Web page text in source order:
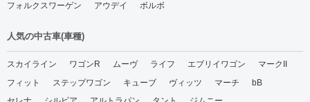
フォルクスワーゲン
アウデイ ボルボ
人気の中古車(車種)
スカイライン ワゴンR ムーヴ ライフ エブリイワゴン
マークII
フィット
ステップワゴン キューブ ヴィッツ マーチ
bB